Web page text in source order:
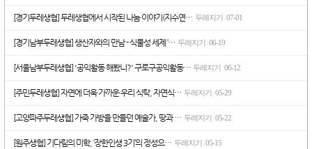
[경기두레생협] 두레생협에서 시작된 나눔 이야기(지수연… 두레지기 07-01
[경기남부두레생협] 생산자와의 만남 - 식물성 세제 ‘… 두레지기 06-19
[서울남부두레생협] '공익활동 해봤니?' 구로구공익활동… 두레지기 06-12
[주민두레생협] 자연에 더욱 가까운 우리 식탁, 자연식… 두레지기 05-29
[고양파주두레생협] 가죽 가방을 만들던 예술가, 땅과 … 두레지기 05-22
[원주생협] 기다림의 미학, ‘장한인생 3기’의 정성으… 두레지기 05-15